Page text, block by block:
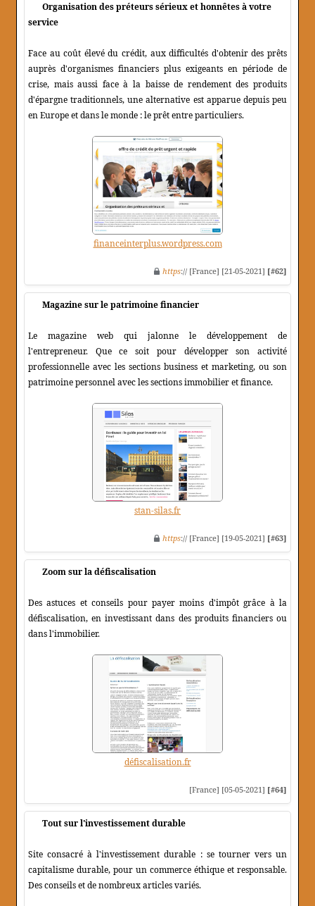
Organisation des préteurs sérieux et honnêtes à votre
service
Face au coût élevé du crédit, aux difficultés d'obtenir des prêts
auprès d'organismes financiers plus exigeants en période de
crise, mais aussi face à la baisse de rendement des produits
d'épargne traditionnels, une alternative est apparue depuis peu
en Europe et dans le monde : le prêt entre particuliers.
financeinterplus.wordpress.com
https:// [France] [21-05-2021] [#62]
Magazine sur le patrimoine financier
Le magazine web qui jalonne le développement de
l'entrepreneur. Que ce soit pour développer son activité
professionnelle avec les sections business et marketing, ou son
patrimoine personnel avec les sections immobilier et finance.
stan-silas.fr
https:// [France] [19-05-2021] [#63]
Zoom sur la défiscalisation
Des astuces et conseils pour payer moins d'impôt grâce à la
défiscalisation, en investissant dans des produits financiers ou
dans l'immobilier.
défiscalisation.fr
[France] [05-05-2021] [#64]
Tout sur l'investissement durable
Site consacré à l'investissement durable : se tourner vers un
capitalisme durable, pour un commerce éthique et responsable.
Des conseils et de nombreux articles variés.